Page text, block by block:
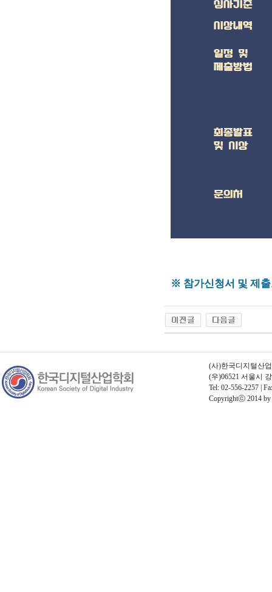
※ 참가신청서 및 제
(사)한국디지털산
(우)06521 서울시
Tel: 02-556-2257 |
Copyrightⓒ 2014 by